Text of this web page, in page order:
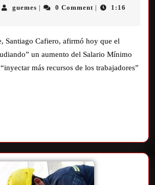
guemes 0 Comment
1:16
Santiago Cafiero, afirmó hoy que el
un aumento del Salario Mínimo
más recursos de los trabajadores”